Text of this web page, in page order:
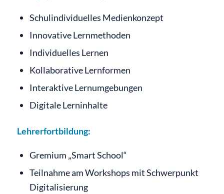
Schulindividuelles Medienkonzept
Innovative Lernmethoden
Individuelles Lernen
Kollaborative Lernformen
Interaktive Lernumgebungen
Digitale Lerninhalte
Lehrerfortbildung:
Gremium „Smart School“
Teilnahme am Workshops mit Schwerpunkt
Digitalisierung